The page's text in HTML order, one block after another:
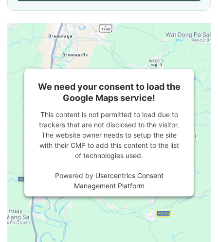
We need your consent to load the
Google Maps service!
This content is not permitted to load due to
trackers that are not disclosed to the visitor.
The website owner needs to setup the site
with their CMP to add this content to the list
of technologies used.
Powered by Usercentrics Consent
Management Platform